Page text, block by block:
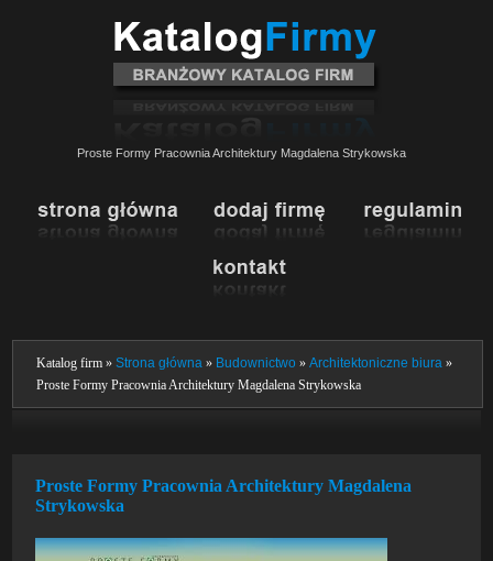
Proste Formy Pracownia Architektury Magdalena Strykowska
Katalog firm »Strona główna » Budownictwo »Architektoniczne biura »
Proste Formy Pracownia Architektury Magdalena Strykowska
Proste Formy Pracownia Architektury Magdalena
Strykowska